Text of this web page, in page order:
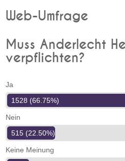
Web-Umfrage
Muss Anderlecht
verpflichten?
Ja
1528 (66.75%)
Nein
515 (22.50%)
Keine Meinung